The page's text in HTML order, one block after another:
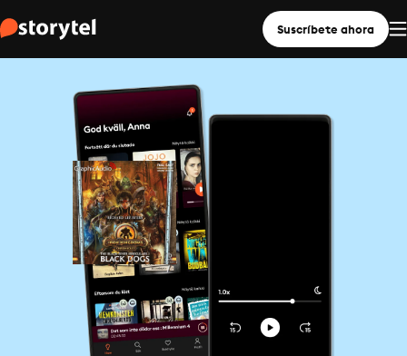
Suscríbete ahora